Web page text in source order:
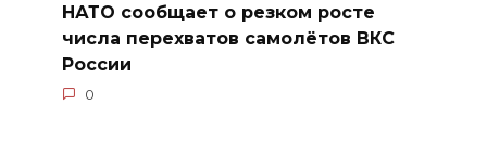
НАТО сообщает о резком росте
числа перехватов самолётов ВКС
России
0